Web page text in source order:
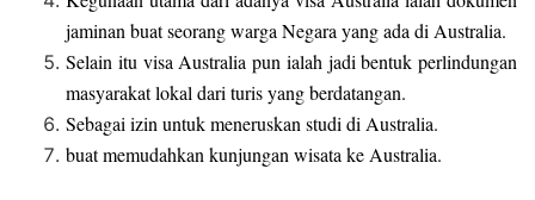
jaminan buat seorang warga Negara yang ada di Australia.
Selain itu visa Australia pun ialah jadi bentuk perlindungan
masyarakat lokal dari turis yang berdatangan.
Sebagai izin untuk meneruskan studi di Australia.
buat memudahkan kunjungan wisata ke Australia.